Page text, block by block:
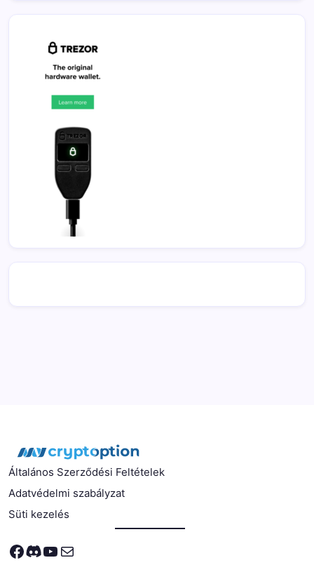
Általános Szerződési Feltételek
Adatvédelmi szabályzat
Süti kezelés
Facebook
Discord
YouTube
Mail